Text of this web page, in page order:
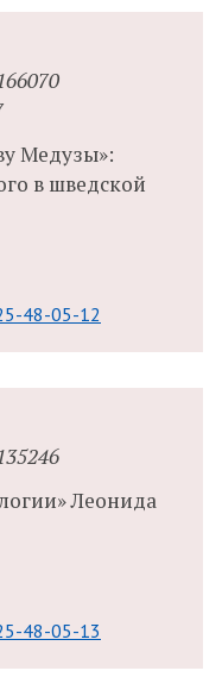
Медузы»:
в шведской
48-05-12
Леонида
48-05-13